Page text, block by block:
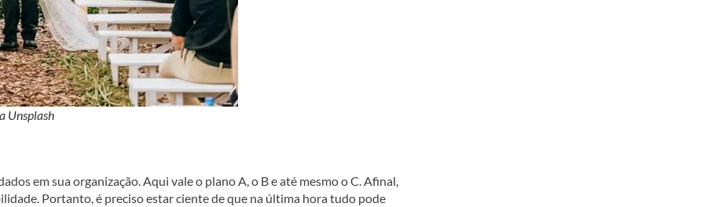
Unsplash
em sua organização. Aqui vale o plano A, o B e até mesmo o C. Afinal,
Portanto, é preciso estar ciente de que na última hora tudo pode